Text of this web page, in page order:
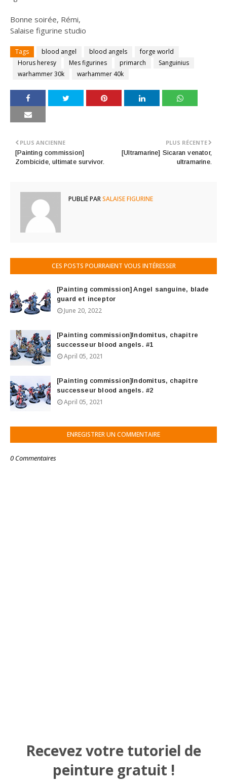
Bonne soirée, Rémi,
Salaise figurine studio
Tags blood angel blood angels
forge world
Horus heresy
Mes figurines primarch
Sanguinius
warhammer 30k
warhammer 40k
PLUS RÉCENTE
[Ultramarine] Sicaran venator,
ultramarine.
PLUS ANCIENNE
[Painting commission]
Zombicide, ultimate survivor.
PUBLIÉ PARSALAISE FIGURINE
CES POSTS POURRAIENT VOUS INTÉRESSER
[Painting commission] Angel sanguine, blade
guard et inceptor
June 20, 2022
[Painting commission]Indomitus, chapitre
successeur blood angels. #1
April 05, 2021
[Painting commission]Indomitus, chapitre
successeur blood angels. #2
April 05, 2021
ENREGISTRER UN COMMENTAIRE
0 Commentaires
Recevez votre tutoriel de
peinture gratuit !